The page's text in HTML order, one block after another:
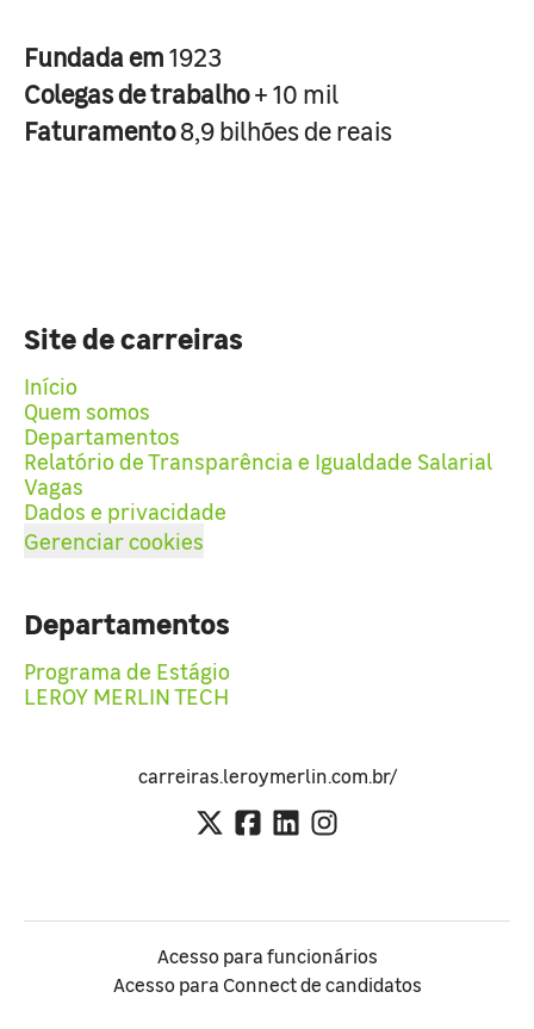
Fundada em1923
Colegas de trabalho+ 10 mil
Faturamento8,9 bilhões de reais
Site de carreiras
Início
Quem somos
Departamentos
Relatório de Transparência e Igualdade Salarial
Vagas
Dados e privacidade
Gerenciar cookies
Departamentos
Programa de Estágio
LEROY MERLIN TECH
carreiras.leroymerlin.com.br/
Acesso para funcionários
Acesso para Connect de candidatos